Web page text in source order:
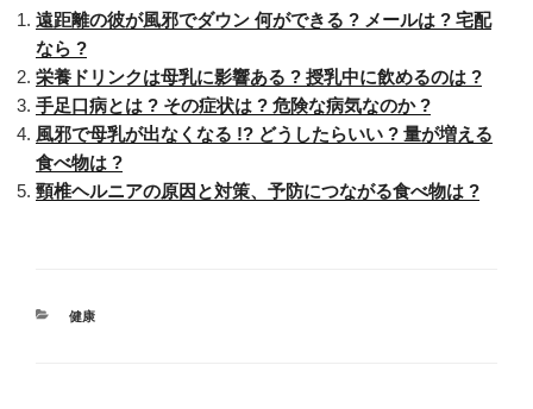
遠距離の彼が風邪でダウン 何ができる ? メールは ? 宅配
なら ?
栄養ドリンクは母乳に影響ある ? 授乳中に飲めるのは ?
手足口病とは ? その症状は ? 危険な病気なのか ?
風邪で母乳が出なくなる !? どうしたらいい ? 量が増える
食べ物は ?
頸椎ヘルニアの原因と対策、予防につながる食べ物は ?
カ
健康